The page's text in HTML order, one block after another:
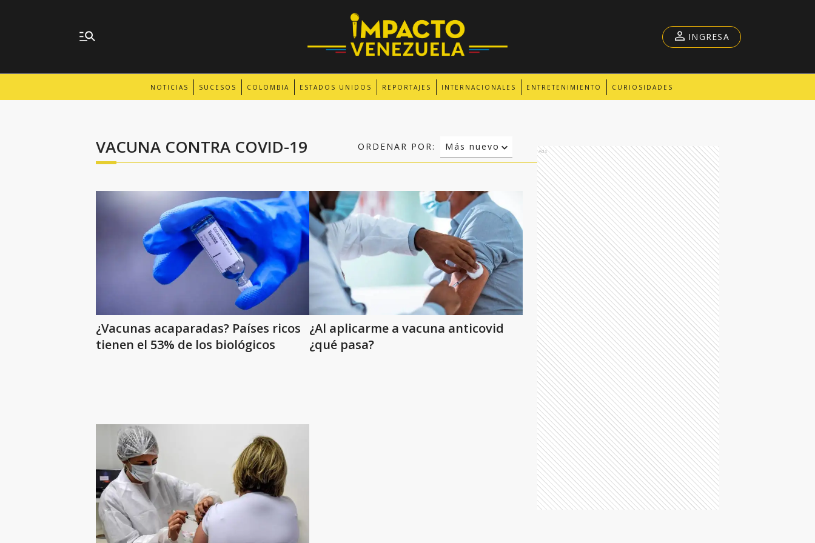
NOTICIAS SUCESOS COLOMBIA ESTADOS UNIDOS REPORTAJES INTERNACIONALES ENTRETENIMIENTO CURIOSIDADES
INGRESA
VACUNA CONTRA COVID-19 ORDENAR POR:
Más nuevo
Relevancia
¿Vacunas acaparadas? Países ricos
tienen el 53% de los biológicos
¿Al aplicarme a vacuna anticovid
¿qué pasa?
Ads